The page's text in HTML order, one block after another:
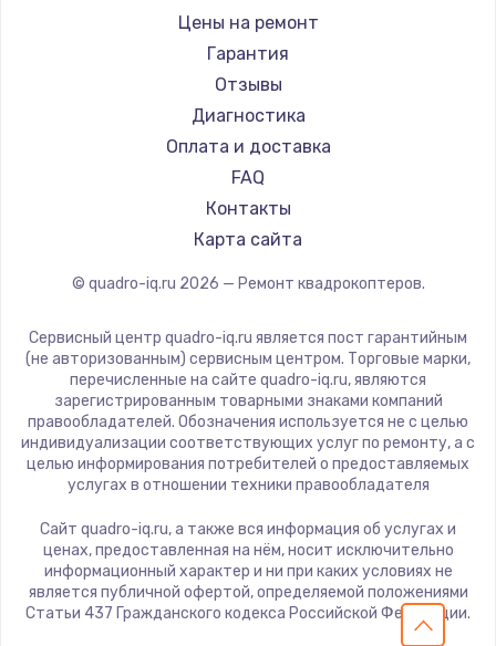
Замена системной платы
Заказать
Замена температурного датчика
Заказать
1300 руб.
Заказать
Техобслуживание
900 руб.
Заказать
1300 руб.
Заказать
Прошивка
Цены на ремонт
Гарантия
Отзывы
Диагностика
Оплата и доставка
FAQ
Контакты
Карта сайта
© quadro-iq.ru 2026 — Ремонт квадрокоптеров.
Сервисный центр quadro-iq.ru является пост гарантийным
(не авторизованным) сервисным центром. Торговые марки,
перечисленные на сайте quadro-iq.ru, являются
зарегистрированным товарными знаками компаний
правообладателей. Обозначения используется не с целью
индивидуализации соответствующих услуг по ремонту, а с
целью информирования потребителей о предоставляемых
услугах в отношении техники правообладателя
Сайт quadro-iq.ru, а также вся информация об услугах и
ценах, предоставленная на нём, носит исключительно
информационный характер и ни при каких условиях не
является публичной офертой, определяемой положениями
Статьи 437 Гражданского кодекса Российской Федерации.